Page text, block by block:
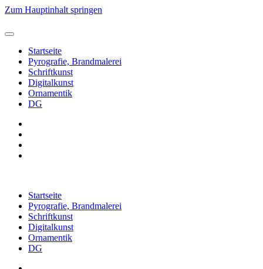
Zum Hauptinhalt springen
Startseite
Pyrografie, Brandmalerei
Schriftkunst
Digitalkunst
Ornamentik
DG
Startseite
Pyrografie, Brandmalerei
Schriftkunst
Digitalkunst
Ornamentik
DG